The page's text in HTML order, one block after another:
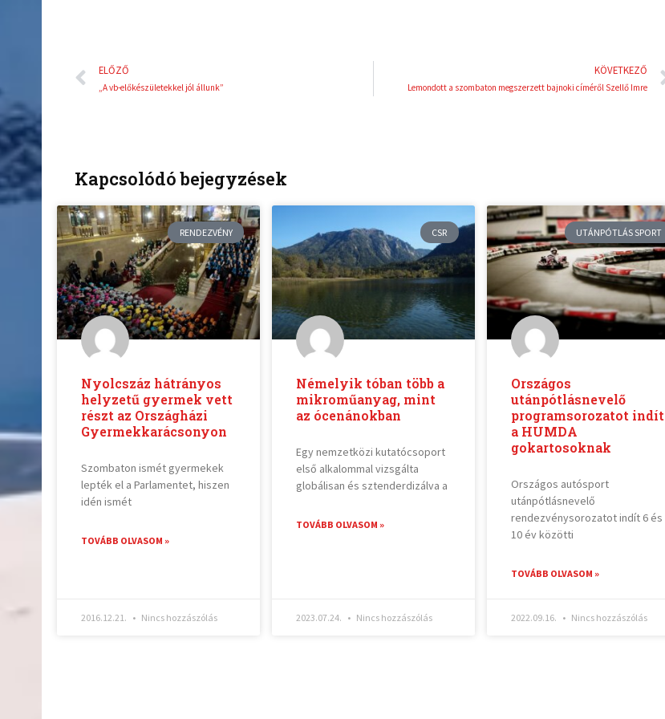
Előző
ELŐZŐ
„A vb-előkészületekkel jól állunk”
KÖVETKEZŐ
Lemondott a szombaton megszerzett bajnoki címéről Szellő Imre
Kapcsolódó bejegyzések
RENDEZVÉNY
Nyolcszáz hátrányos
helyzetű gyermek vett
részt az Országházi
Gyermekkarácsonyon
Szombaton ismét gyermekek
lepték el a Parlamentet, hiszen
idén ismét
TOVÁBB OLVASOM »
2016.12.21. Nincs hozzászólás
CSR
Némelyik tóban több a
mikroműanyag, mint
az ócenánokban
Egy nemzetközi kutatócsoport
első alkalommal vizsgálta
globálisan és sztenderdizálva a
TOVÁBB OLVASOM »
2023.07.24. Nincs hozzászólás
UTÁNPÓTLÁS SPORT
Országos
utánpótlásnevelő
programsorozatot indít
a HUMDA
gokartosoknak
Országos autósport
utánpótlásnevelő
rendezvénysorozatot indít 6 és
10 év közötti
TOVÁBB OLVASOM »
2022.09.16. Nincs hozzászólás